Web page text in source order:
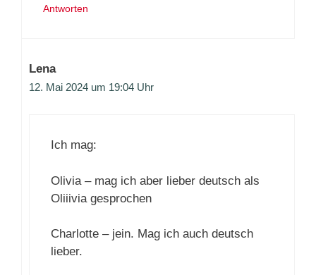
Antworten
Lena
12. Mai 2024 um 19:04 Uhr
Ich mag:
Olivia – mag ich aber lieber deutsch als
Oliiivia gesprochen
Charlotte – jein. Mag ich auch deutsch
lieber.